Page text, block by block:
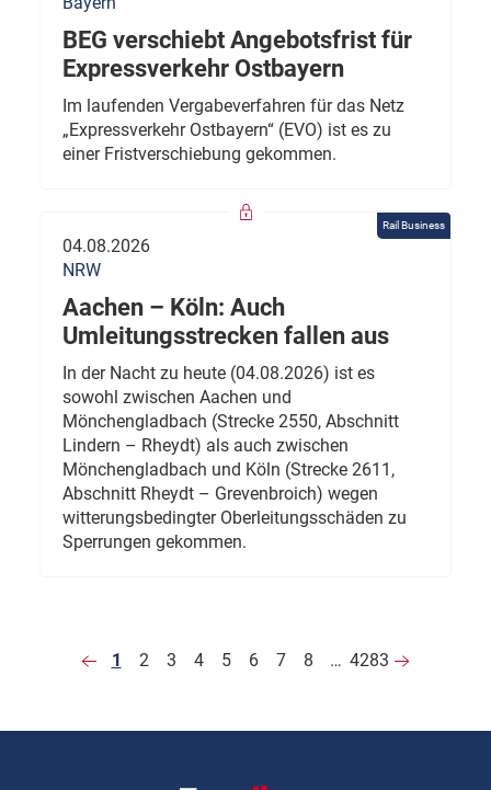
BEG verschiebt Angebotsfrist für
Expressverkehr Ostbayern
Im laufenden Vergabeverfahren für das Netz
„Expressverkehr Ostbayern“ (EVO) ist es zu
einer Fristverschiebung gekommen.
Rail Business
04.08.2026
NRW
Aachen – Köln: Auch
Umleitungsstrecken fallen aus
In der Nacht zu heute (04.08.2026) ist es
sowohl zwischen Aachen und
Mönchengladbach (Strecke 2550, Abschnitt
Lindern – Rheydt) als auch zwischen
Mönchengladbach und Köln (Strecke 2611,
Abschnitt Rheydt – Grevenbroich) wegen
witterungsbedingter Oberleitungsschäden zu
Sperrungen gekommen.
1 2 3 4 5 6 7 8 … 4283